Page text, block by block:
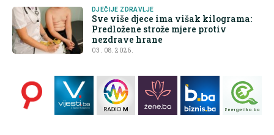
DJEČIJE ZDRAVLJE
Sve više djece ima višak kilograma:
Predložene strože mjere protiv
nezdrave hrane
03. 08. 2026.